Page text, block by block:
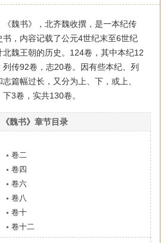
书》，北齐魏收撰，是一本纪传
书，内容记载了公元4世纪末至6世纪
北魏王朝的历史。124卷，其中本纪12
列传92卷，志20卷。因有些本纪、列
志篇幅过长，又分为上、下，或上、
下3卷，实共130卷。
《魏书》章节目录
卷二
卷四
卷六
卷八
卷十
卷十二